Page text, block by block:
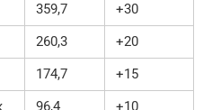
359,7
+30
260,3
+20
174,7
+15
96,4 +10